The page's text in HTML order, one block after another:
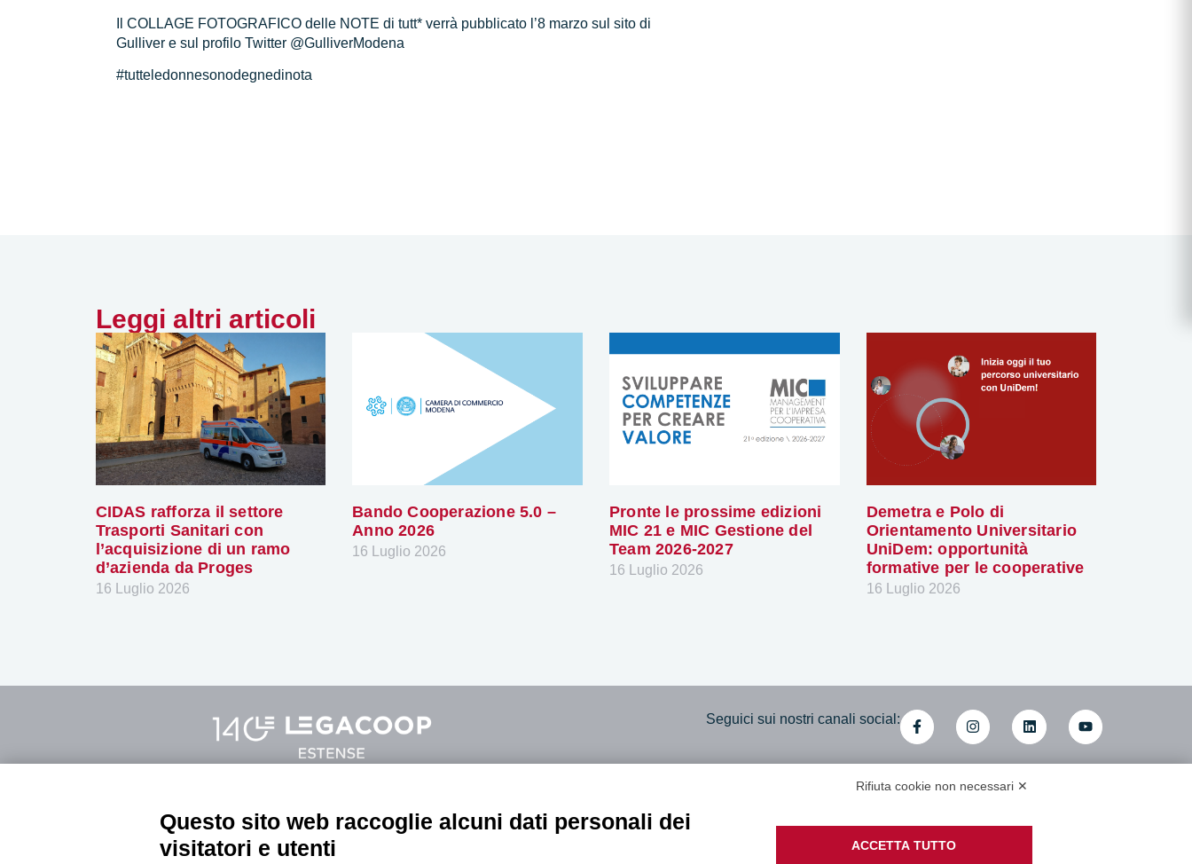
Il COLLAGE FOTOGRAFICO delle NOTE di tutt* verrà pubblicato l’8 marzo sul sito di
Gulliver e sul profilo Twitter @GulliverModena
#tutteledonnesonodegnedinota
Leggi altri articoli
CIDAS rafforza il settore
Trasporti Sanitari con
l’acquisizione di un ramo
d’azienda da Proges
16 Luglio 2026
Bando Cooperazione 5.0 –
Anno 2026
16 Luglio 2026
Pronte le prossime edizioni
MIC 21 e MIC Gestione del
Team 2026-2027
16 Luglio 2026
Demetra e Polo di
Orientamento Universitario
UniDem: opportunità
formative per le cooperative
16 Luglio 2026
Seguici sui nostri canali social:
Sede legale Modena
Sede di Ferrara
Via C. Mayr, 14
44121 Ferrara
Bilanci sociali cooperative associate
Rifiuta cookie non necessari ✕
Questo sito web raccoglie alcuni dati personali dei
visitatori e utenti
ACCETTA TUTTO